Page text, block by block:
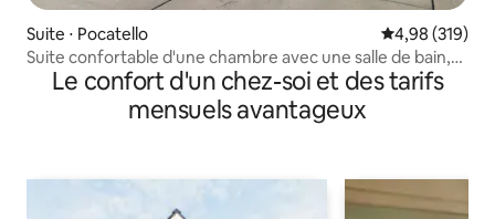
Suite ⋅ Pocatello Évaluation
4,98 (319)
Suite confortable d'une chambre avec une salle de bain,
une cheminée et un foyer extérieur
Le confort d'un chez-soi et des tarifs
mensuels avantageux